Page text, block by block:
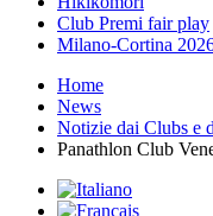
Club Premi fair play
Milano-Cortina
Home
News
Notizie dai Clubs e
Panathlon Club